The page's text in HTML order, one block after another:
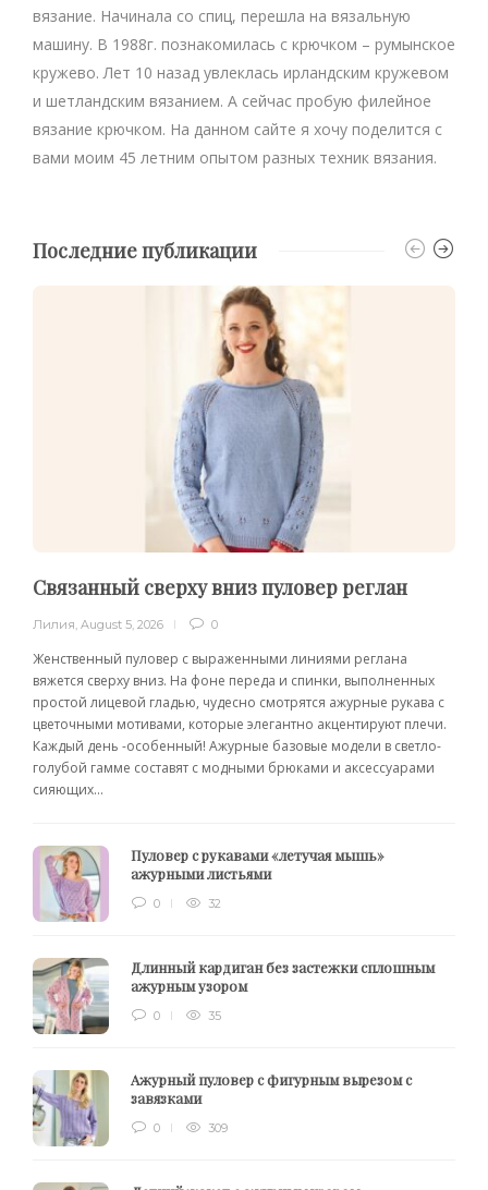
вязание. Начинала со спиц, перешла на вязальную
машину. В 1988г. познакомилась с крючком – румынское
кружево. Лет 10 назад увлеклась ирландским кружевом
и шетландским вязанием. А сейчас пробую филейное
вязание крючком. На данном сайте я хочу поделится с
вами моим 45 летним опытом разных техник вязания.
Последние публикации
Связанный сверху вниз пуловер реглан
Лилия, August 5, 2026 0
Женственный пуловер с выраженными линиями реглана
вяжется сверху вниз. На фоне переда и спинки, выполненных
простой лицевой гладью, чудесно смотрятся ажурные рукава с
цветочными мотивами, которые элегантно акцентируют плечи.
Каждый день -особенный! Ажурные базовые модели в светло-
голубой гамме составят с модными брюками и аксессуарами
сияющих...
Пуловер с рукавами «летучая мышь»
ажурными листьями
0 32
Длинный кардиган без застежки сплошным
ажурным узором
0 35
Ажурный пуловер с фигурным вырезом с
завязками
0 309